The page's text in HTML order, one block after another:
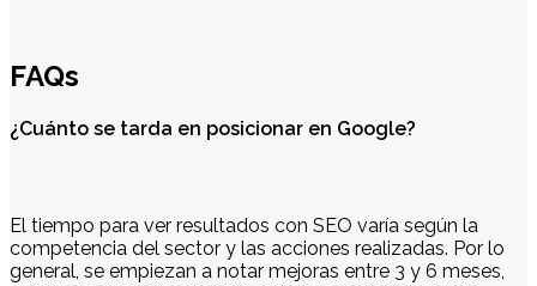
FAQs
¿Cuánto se tarda en posicionar en Google?
El tiempo para ver resultados con SEO varía según la
competencia del sector y las acciones realizadas. Por lo
general, se empiezan a notar mejoras entre 3 y 6 meses,